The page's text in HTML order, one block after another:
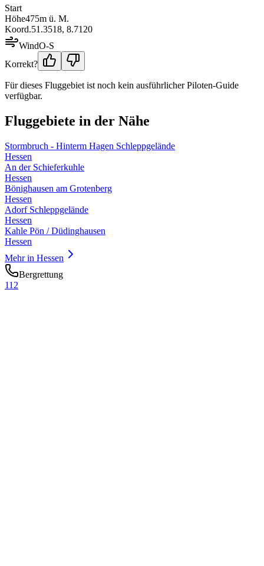
Start
Höhe475m ü. M.
Koord.51.3518, 8.7120
WindO-S
Korrekt?
Für dieses Fluggebiet ist noch kein ausführlicher Piloten-Guide
verfügbar.
Fluggebiete in der Nähe
Stormbruch - Hinterm Hagen Schleppgelände
Hessen
An der Schieferkuhle
Hessen
Bönighausen am Grotenberg
Hessen
Adorf Schleppgelände
Hessen
Kahle Pön / Düdinghausen
Hessen
Mehr in Hessen
Bergrettung
112